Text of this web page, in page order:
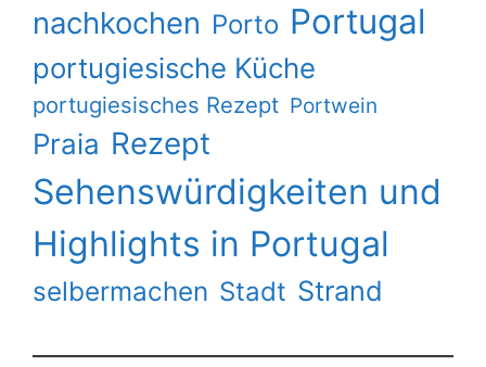
nachkochen Porto Portugal
portugiesische Küche
portugiesisches Rezept Portwein
Praia Rezept
Sehenswürdigkeiten und
Highlights in Portugal
selbermachen Stadt Strand